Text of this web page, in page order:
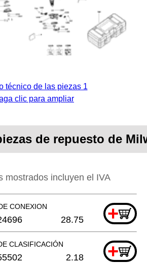
técnico de las piezas 1
clic para ampliar
de repuesto de
mostrados incluyen el IVA
CONEXION +
28.75
CLASIFICACIÓN +
2.18